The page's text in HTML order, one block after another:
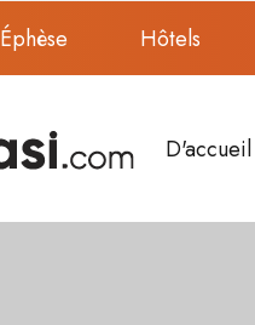
Éphèse Hôtels
D'accueil